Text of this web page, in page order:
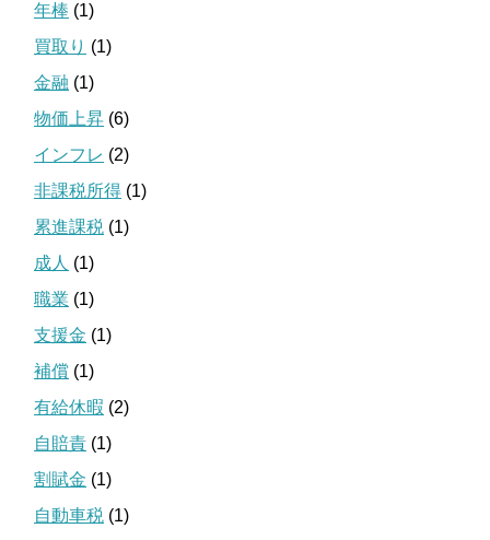
年棒 (1)
買取り (1)
金融 (1)
物価上昇 (6)
インフレ (2)
非課税所得 (1)
累進課税 (1)
成人 (1)
職業 (1)
支援金 (1)
補償 (1)
有給休暇 (2)
自賠責 (1)
割賦金 (1)
自動車税 (1)